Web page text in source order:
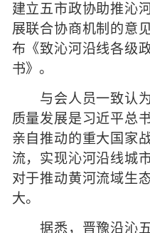
建立五市政协助推沁
展联合协商机制的意
布《致沁河沿线各级
书》。
与会人员一致认为
质量发展是习近平总
亲自推动的重大国家
流，实现沁河沿线城
对于推动黄河流域生
大。
据悉，晋豫沿沁五